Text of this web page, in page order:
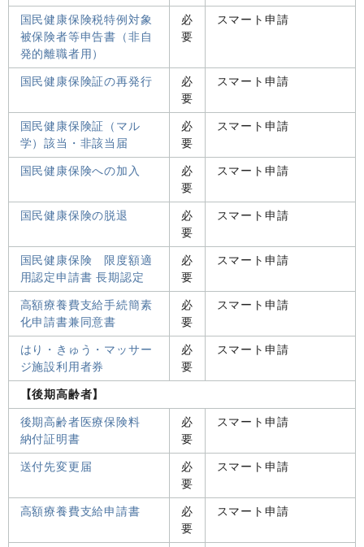
国民健康保険税特例対象
被保険者等申告書（非自
発的離職者用）
必
要
スマート申請
国民健康保険証の再発行
必
要
スマート申請
国民健康保険証（マル
学）該当・非該当届
必
要
スマート申請
国民健康保険への加入
必
要
スマート申請
国民健康保険の脱退
必
要
スマート申請
国民健康保険 限度額適
用認定申請書 長期認定
必
要
スマート申請
高額療養費支給手続簡素
化申請書兼同意書
必
要
スマート申請
はり・きゅう・マッサー
ジ施設利用者券
必
要
スマート申請
【後期高齢者】
後期高齢者医療保険料
納付証明書
必
要
スマート申請
送付先変更届
必
要
スマート申請
高額療養費支給申請書
必
要
スマート申請